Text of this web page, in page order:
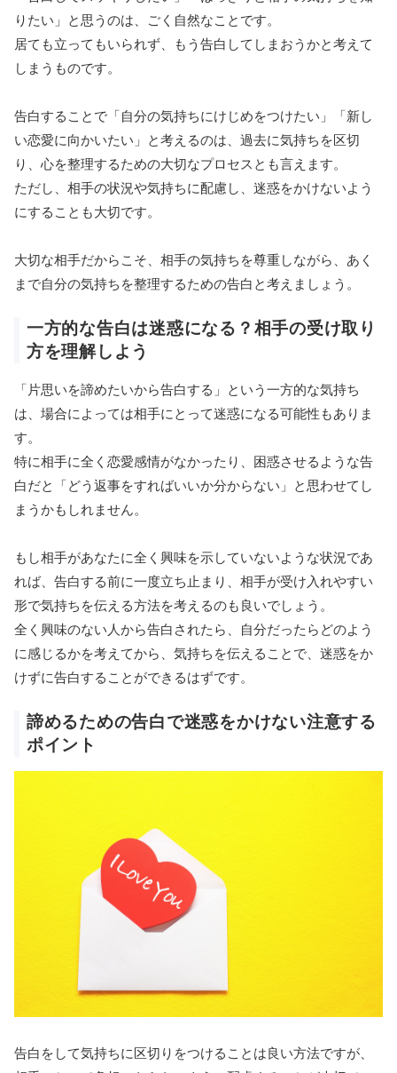
りたい」と思うのは、ごく自然なことです。
居ても立ってもいられず、もう告白してしまおうかと考えて
しまうものです。
告白することで「自分の気持ちにけじめをつけたい」「新し
い恋愛に向かいたい」と考えるのは、過去に気持ちを区切
り、心を整理するための大切なプロセスとも言えます。
ただし、相手の状況や気持ちに配慮し、迷惑をかけないよう
にすることも大切です。
大切な相手だからこそ、相手の気持ちを尊重しながら、あく
まで自分の気持ちを整理するための告白と考えましょう。
一方的な告白は迷惑になる？相手の受け取り
方を理解しよう
「片思いを諦めたいから告白する」という一方的な気持ち
は、場合によっては相手にとって迷惑になる可能性もありま
す。
特に相手に全く恋愛感情がなかったり、困惑させるような告
白だと「どう返事をすればいいか分からない」と思わせてし
まうかもしれません。
もし相手があなたに全く興味を示していないような状況であ
れば、告白する前に一度立ち止まり、相手が受け入れやすい
形で気持ちを伝える方法を考えるのも良いでしょう。
全く興味のない人から告白されたら、自分だったらどのよう
に感じるかを考えてから、気持ちを伝えることで、迷惑をか
けずに告白することができるはずです。
諦めるための告白で迷惑をかけない注意する
ポイント
告白をして気持ちに区切りをつけることは良い方法ですが、